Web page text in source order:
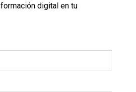
digital en tu